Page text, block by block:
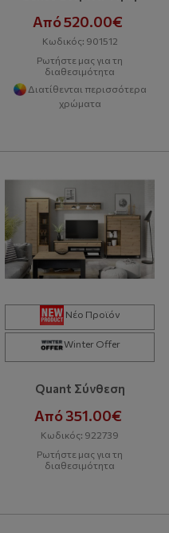
Από 520.00€
Κωδικός: 901512
Ρωτήστε μας για τη
διαθεσιμότητα
Διατίθενται περισσότερα
χρώματα
Νέο Προϊόν
Winter Offer
Quant Σύνθεση
Από 351.00€
Κωδικός: 922739
Ρωτήστε μας για τη
διαθεσιμότητα